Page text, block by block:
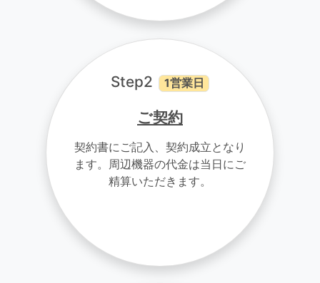
Step2 1営業日
ご契約
契約書にご記入、契約成立となり
ます。周辺機器の代金は当日にご
精算いただきます。